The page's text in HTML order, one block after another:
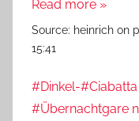
Read more »
Source: heinrich on
15:41
#Dinkel-
#Übernachtgare